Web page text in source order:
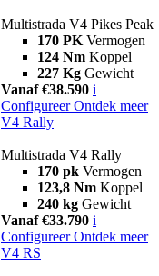
Multistrada V4 Pikes Peak
170 PK Vermogen
124 Nm Koppel
227 Kg Gewicht
Vanaf €38.590 i
Configureer Ontdek meer
V4 Rally
Multistrada V4 Rally
170 pk Vermogen
123,8 Nm Koppel
240 kg Gewicht
Vanaf €33.790 i
Configureer Ontdek meer
V4 RS